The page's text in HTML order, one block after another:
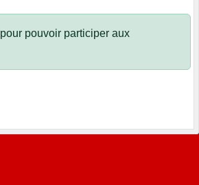
pour pouvoir participer aux